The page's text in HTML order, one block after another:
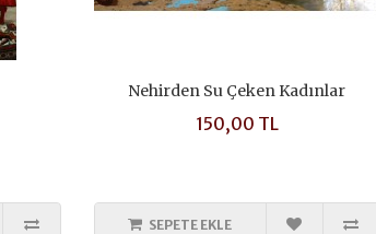
Nehirden Su Çeken Kadınlar
150,00 TL
SEPETE EKLE